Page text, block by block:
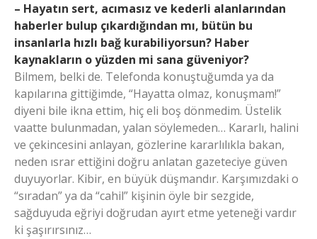
– Hayatın sert, acımasız ve kederli alanlarından
haberler bulup çıkardığından mı, bütün bu
insanlarla hızlı bağ kurabiliyorsun? Haber
kaynakların o yüzden mi sana güveniyor?
Bilmem, belki de. Telefonda konuştuğumda ya da
kapılarına gittiğimde, “Hayatta olmaz, konuşmam!”
diyeni bile ikna ettim, hiç eli boş dönmedim. Üstelik
vaatte bulunmadan, yalan söylemeden… Kararlı, halini
ve çekincesini anlayan, gözlerine kararlılıkla bakan,
neden ısrar ettiğini doğru anlatan gazeteciye güven
duyuyorlar. Kibir, en büyük düşmandır. Karşımızdaki o
“sıradan” ya da “cahil” kişinin öyle bir sezgide,
sağduyuda eğriyi doğrudan ayırt etme yeteneği vardır
ki şaşırırsınız…